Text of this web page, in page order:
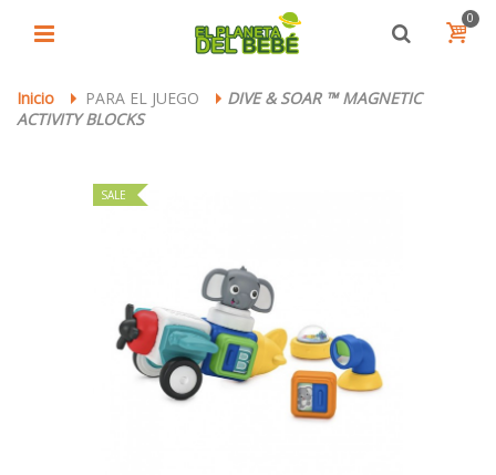
0
Inicio > PARA EL JUEGO > DIVE & SOAR ™ MAGNETIC
ACTIVITY BLOCKS
SALE